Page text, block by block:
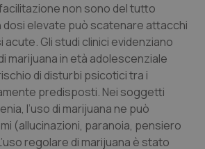
& Testa Collo
non sono del tutto
dosi elevate può scatenare attacchi
acute. Gli studi clinici evidenziano
marijuana in età adolescenziale
di disturbi psicotici tra i
predisposti. Nei soggetti
l’uso di marijuana ne può
(allucinazioni, paranoia, pensiero
regolare di marijuana è stato